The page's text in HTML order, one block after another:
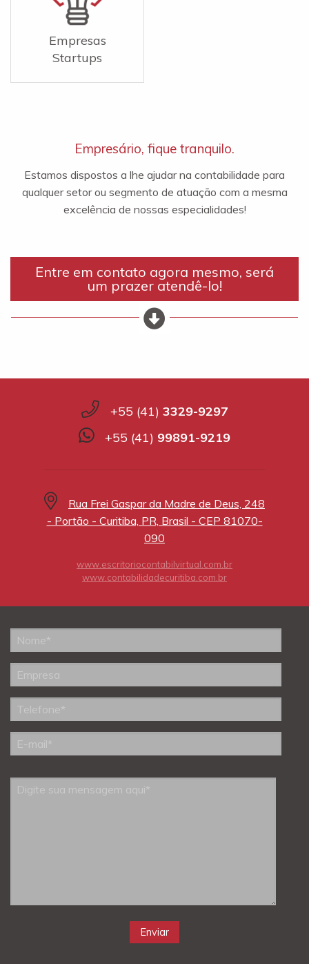
Empresas
Startups
Empresário, fique tranquilo.
Estamos dispostos a lhe ajudar na contabilidade para
qualquer setor ou segmento de atuação com a mesma
excelência de nossas especialidades!
Entre em contato agora mesmo, será
um prazer atendê-lo!
+55 (41) 3329-9297
+55 (41) 99891-9219
Rua Frei Gaspar da Madre de Deus, 248
- Portão - Curitiba, PR, Brasil - CEP 81070-
090
www.escritoriocontabilvirtual.com.br
www.contabilidadecuritiba.com.br